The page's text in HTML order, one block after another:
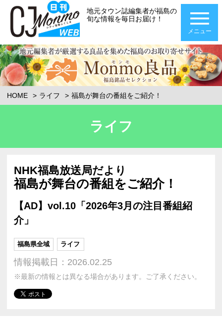
地元タウン誌編集者が福島の
旬な情報を毎日お届け！
メニュー
HOME ライフ 福島が舞台の番組をご紹介！
ライフ
NHK福島放送局だより
福島が舞台の番組をご紹介！
【AD】vol.10「2026年3月の注目番組紹
介」
福島県全域 ライフ
情報掲載日：2026.02.25
※最新の情報とは異なる場合があります。ご了承ください。